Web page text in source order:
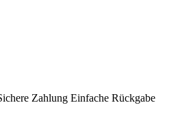
Zahlung Einfache Rückgabe